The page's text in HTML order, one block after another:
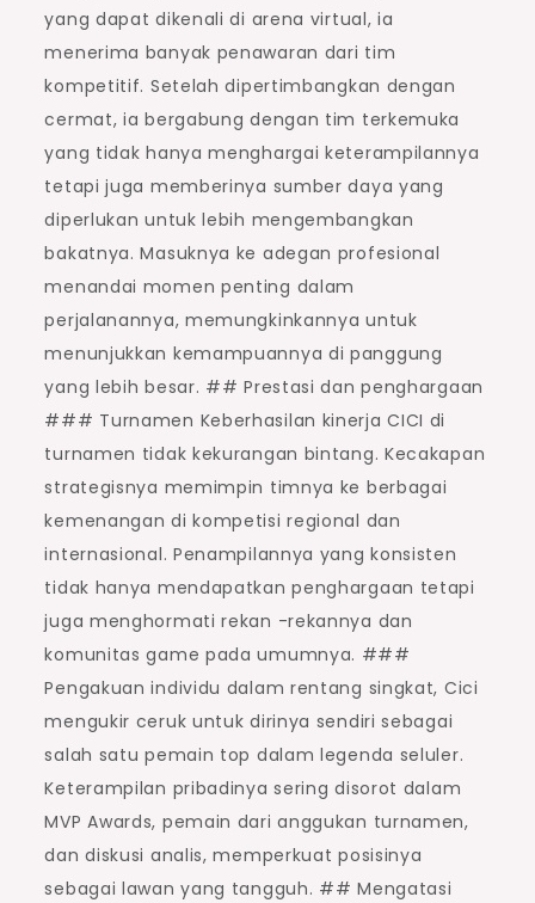
yang dapat dikenali di arena virtual, ia
menerima banyak penawaran dari tim
kompetitif. Setelah dipertimbangkan dengan
cermat, ia bergabung dengan tim terkemuka
yang tidak hanya menghargai keterampilannya
tetapi juga memberinya sumber daya yang
diperlukan untuk lebih mengembangkan
bakatnya. Masuknya ke adegan profesional
menandai momen penting dalam
perjalanannya, memungkinkannya untuk
menunjukkan kemampuannya di panggung
yang lebih besar. ## Prestasi dan penghargaan
### Turnamen Keberhasilan kinerja CICI di
turnamen tidak kekurangan bintang. Kecakapan
strategisnya memimpin timnya ke berbagai
kemenangan di kompetisi regional dan
internasional. Penampilannya yang konsisten
tidak hanya mendapatkan penghargaan tetapi
juga menghormati rekan -rekannya dan
komunitas game pada umumnya. ###
Pengakuan individu dalam rentang singkat, Cici
mengukir ceruk untuk dirinya sendiri sebagai
salah satu pemain top dalam legenda seluler.
Keterampilan pribadinya sering disorot dalam
MVP Awards, pemain dari anggukan turnamen,
dan diskusi analis, memperkuat posisinya
sebagai lawan yang tangguh. ## Mengatasi